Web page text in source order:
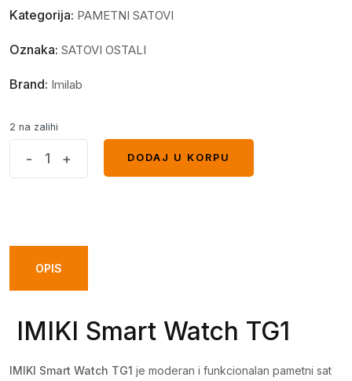
Kategorija: PAMETNI SATOVI
Oznaka: SATOVI OSTALI
Brand: Imilab
2 na zalihi
- +
DODAJ U KORPU
OPIS
IMIKI Smart Watch TG1
IMIKI Smart Watch TG1 je moderan i funkcionalan pametni sat